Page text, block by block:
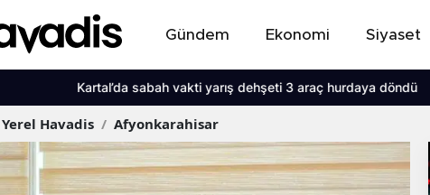
Gündem Ekonomi Siyaset
Kartal’da sabah vakti yarış dehşeti 3 araç hurdaya döndü
Yerel Havadis / Afyonkarahisar